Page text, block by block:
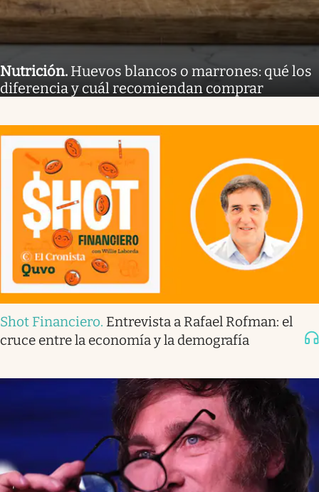
Nutrición. Huevos blancos o marrones: qué los
diferencia y cuál recomiendan comprar
Shot Financiero. Entrevista a Rafael Rofman: el
cruce entre la economía y la demografía